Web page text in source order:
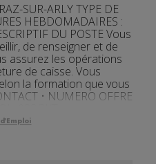
SUR-ARLY TYPE DE
HEBDOMADAIRES :
DU POSTE Vous
de renseigner et de
assurez les opérations
de caisse. Vous
la formation que vous
• NUMERO OFFRE